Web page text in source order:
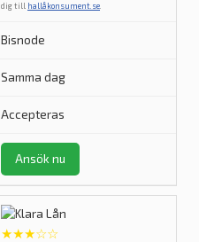
dig till hallåkonsument.se
Bisnode
Samma dag
Accepteras
Ansök nu
★★★☆☆